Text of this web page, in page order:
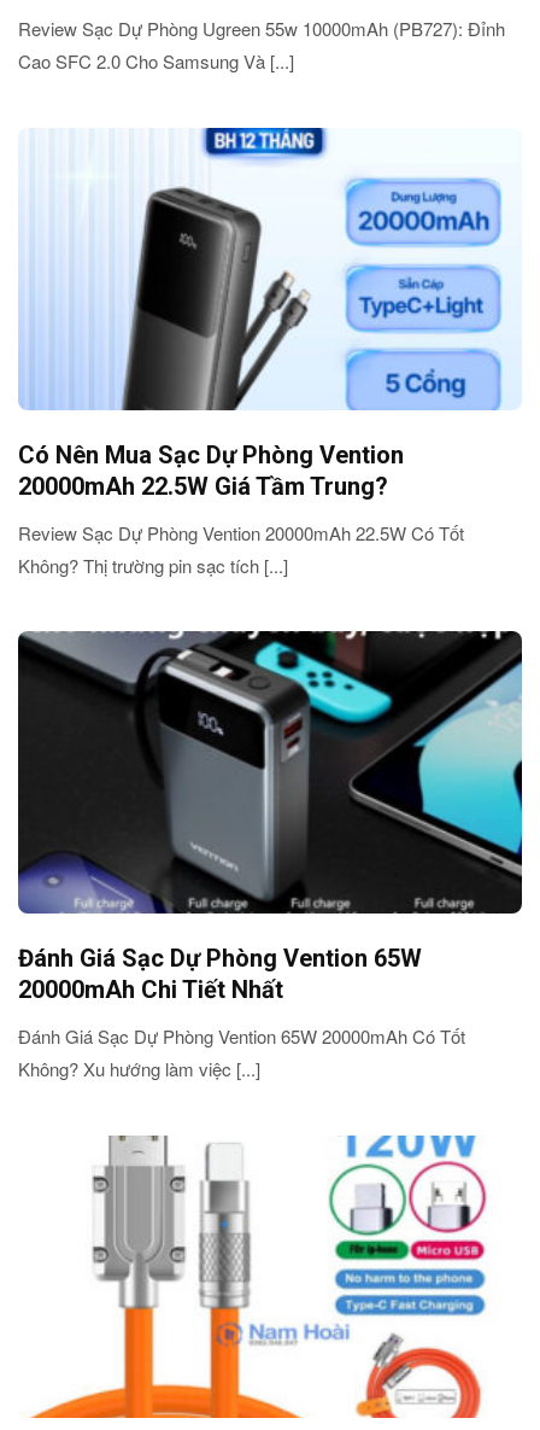
Review Sạc Dự Phòng Ugreen 55w 10000mAh (PB727): Đỉnh
Cao SFC 2.0 Cho Samsung Và [...]
Có Nên Mua Sạc Dự Phòng Vention
20000mAh 22.5W Giá Tầm Trung?
Review Sạc Dự Phòng Vention 20000mAh 22.5W Có Tốt
Không? Thị trường pin sạc tích [...]
Đánh Giá Sạc Dự Phòng Vention 65W
20000mAh Chi Tiết Nhất
Đánh Giá Sạc Dự Phòng Vention 65W 20000mAh Có Tốt
Không? Xu hướng làm việc [...]